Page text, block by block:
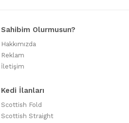
Sahibim Olurmusun?
Hakkımızda
Reklam
İletişim
Kedi İlanları
Scottish Fold
Scottish Straight